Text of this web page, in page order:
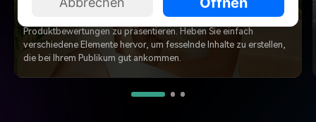
Tauschen Sie Produkte in Videos nahtlos aus, um
Markenpartnerschaften, gesponserte Inhalte oder
Produktbewertungen zu präsentieren. Heben Sie einfach
verschiedene Elemente hervor, um fesselnde Inhalte zu erstellen,
die bei Ihrem Publikum gut ankommen.